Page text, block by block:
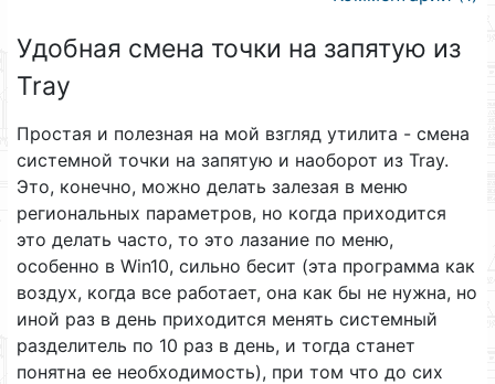
Удобная смена точки на запятую из
Tray
Простая и полезная на мой взгляд утилита - смена
системной точки на запятую и наоборот из Tray.
Это, конечно, можно делать залезая в меню
региональных параметров, но когда приходится
это делать часто, то это лазание по меню,
особенно в Win10, сильно бесит (эта программа как
воздух, когда все работает, она как бы не нужна, но
иной раз в день приходится менять системный
разделитель по 10 раз в день, и тогда станет
понятна ее необходимость), при том что до сих